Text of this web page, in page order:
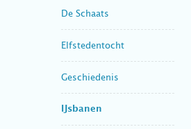
De Schaats
Elfstedentocht
Geschiedenis
IJsbanen